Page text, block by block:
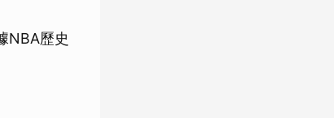
NBA歷史